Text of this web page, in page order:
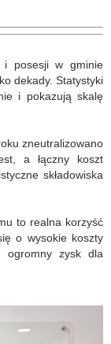
i posesji w gminie
dekady. Statystyki
i pokazują skalę
zneutralizowano
a łączny koszt
składowiska
to realna korzyść
o wysokie koszty
ogromny zysk dla